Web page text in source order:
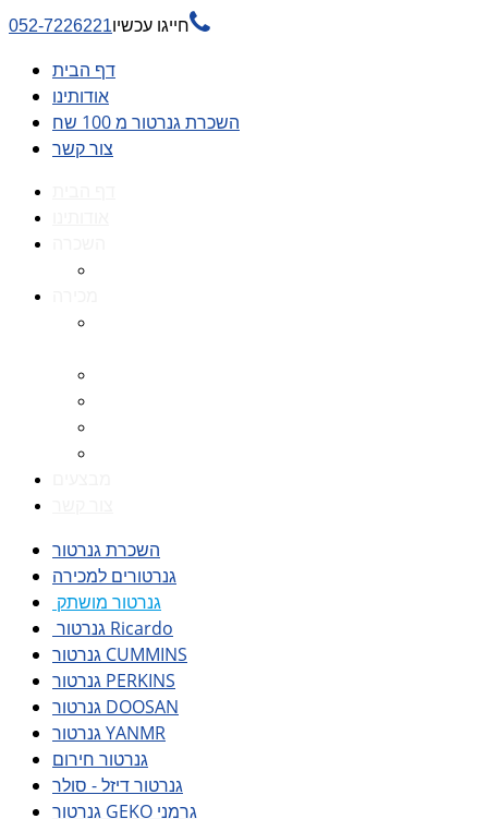
חייגו עכשיו052-7226221 
דף הבית
אודותינו
השכרת גנרטור מ 100 שח
צור קשר
השכרת גנרטור
גנרטורים למכירה
גנרטור מושתק
גנרטור Ricardo
גנרטור CUMMINS
גנרטור PERKINS
גנרטור DOOSAN
גנרטור YANMR
גנרטור חירום
גנרטור דיזל - סולר
גנרטור GEKO גרמני